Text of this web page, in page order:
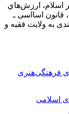
اسلام، ارزش‌هاي
قانون اسااسی ـ
به ولايت فقيه و
فرهنگی‌هنری
اسلامی